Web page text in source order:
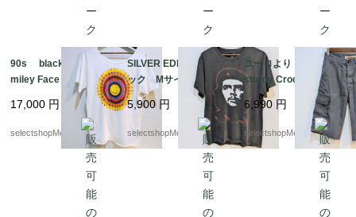
90s black jack inc S
miley Face Tshirts P
sychedelic スマイリ
ー Tシャツ レア ブ
ラックジャック サイ
ケデリック アシッド
ハウス Mサイズ程度
17,000 円
selectshopMerci.
SILVER EDITION ブラ
ック Mサイズ フェ
ード感 フェイス CH
E GUEVARA チェ ゲ
バラ Tシャツ コット
ン
5,900円
selectshopMerci.
ユーロより Vintage
sturdy Crocker shorts
ショートパンツ コ
ットン カーゴパン
ツ グレー 帆布 の
ような生地 パンツ
6,990 円
selectshopMerci.